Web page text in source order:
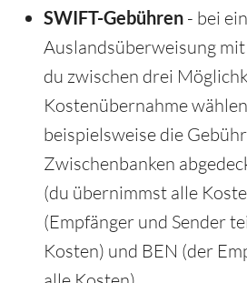
SWIFT-Gebühren - bei
Auslandsüberweisung
du zwischen drei
Kostenübernahme
beispielsweise die
Zwischenbanken
(du übernimmst alle
(Empfänger und Sender
Kosten) und BEN (der